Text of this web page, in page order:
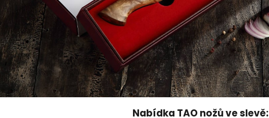
Nabídka TAO nožů ve slevě: